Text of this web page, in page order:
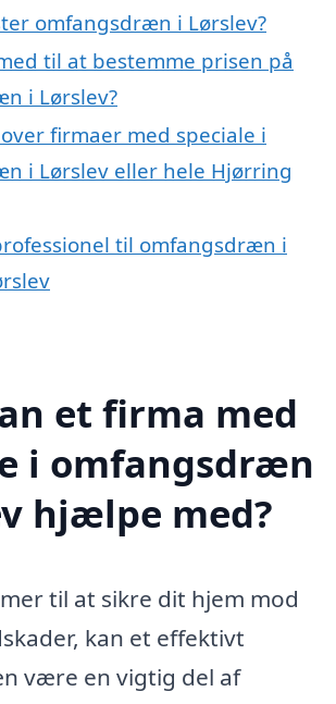
omfangsdræn i Lørslev?
til at bestemme prisen på
i Lørslev?
firmaer med speciale i
i Lørslev eller hele Hjørring
til omfangsdræn i
et firma med
i omfangsdræn
hjælpe med?
til at sikre dit hjem mod
kan et effektivt
være en vigtig del af